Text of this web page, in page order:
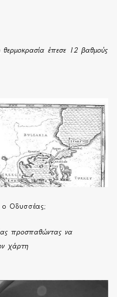
έπεσε 12 βαθμούς
ο Οδυσσέας;
προσπαθώντας να
χάρτη